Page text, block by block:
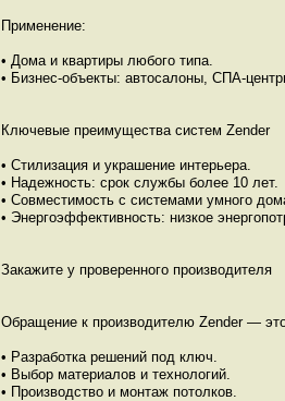
Применение:
• Дома и квартиры любого типа.
• Бизнес-объекты: автосалоны, СПА-
Ключевые преимущества систем Zender
• Стилизация и украшение интерьера.
• Надежность: срок службы более 10 лет.
• Совместимость с системами умного
• Энергоэффективность: низкое
Закажите у проверенного производителя
Обращение к производителю Zender —
• Разработка решений под ключ.
• Выбор материалов и технологий.
• Производство и монтаж потолков.